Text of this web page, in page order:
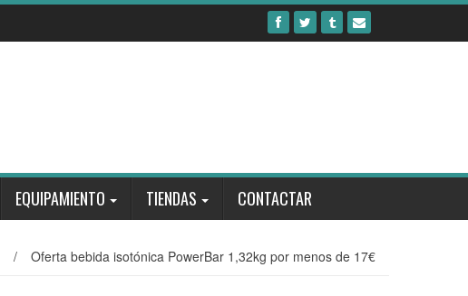
EQUIPAMIENTO TIENDAS CONTACTAR
/ Oferta bebida isotónica PowerBar 1,32kg por menos de 17€